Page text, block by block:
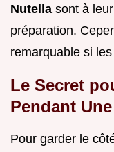
Nutella sont à
préparation.
remarquable si
Le Secret
Pendant
Pour garder le